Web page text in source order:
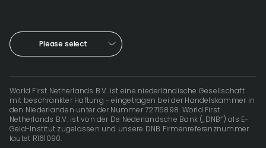
Please select
World First Netherlands B.V. ist eine niederländische Gesellschaft
mit beschränkter Haftung - eingetragen bei der Handelskammer in
den Niederlanden unter der Nummer 72715898. World First
Netherlands B.V. ist von der De Nederlandsche Bank („DNB“) als E-
Geld-Institut zugelassen und unsere DNB Firmenreferenznummer
lautet R161090.